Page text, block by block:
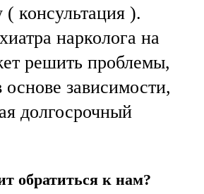
консультация ).
нарколога на
решить проблемы,
зависимости,
долгосрочный
обратиться к нам?